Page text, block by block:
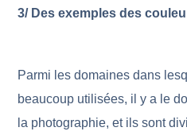
3/ Des exemples des
Parmi les domaines dans
beaucoup utilisées, il y a le
la photographie, et ils sont